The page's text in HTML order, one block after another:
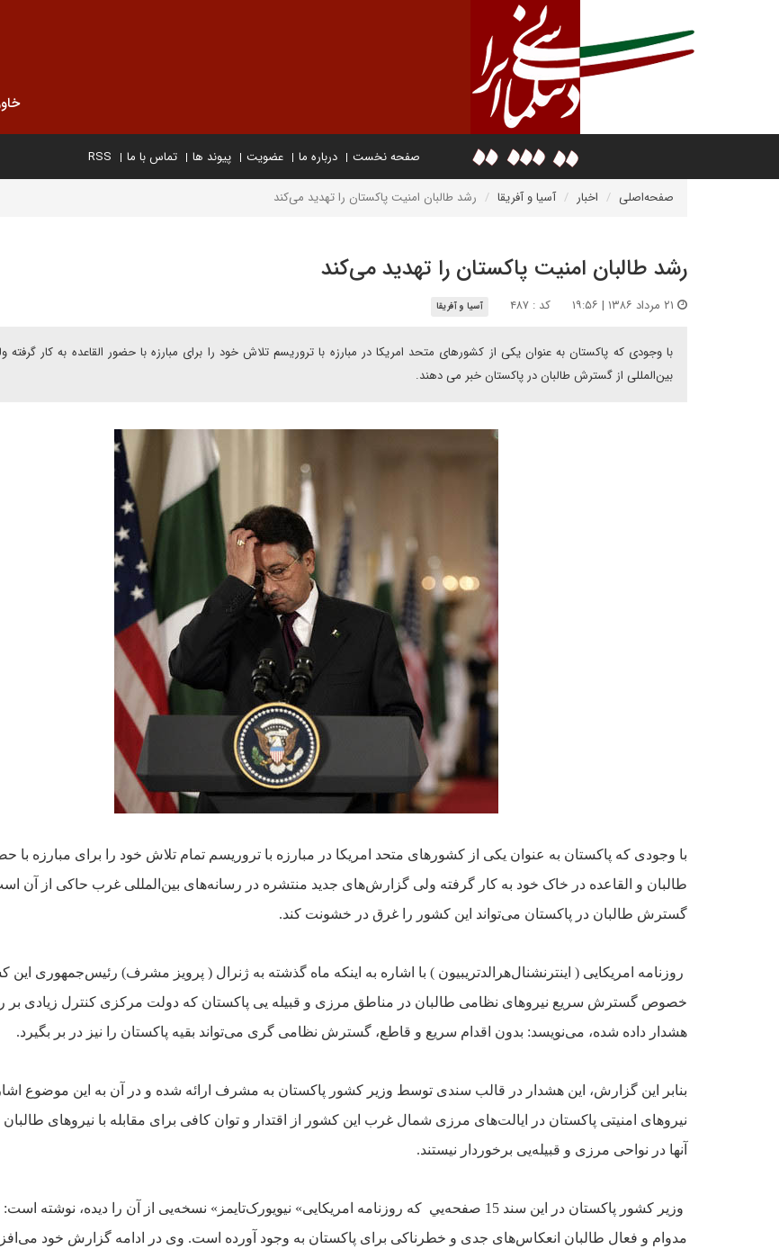
صفحه نخست درباره ما عضویت پیوند ها تماس با ما RSS
صفحه‌اصلی اخبار آسیا و آفریقا رشد طالبان امنيت پاکستان را تهديد مى‌کند
رشد طالبان امنيت پاکستان را تهديد مى‌کند
کد : ۴۸۷ آسیا و آفریقا
با وجودى که پاکستان به عنوان يکى از کشورهاى متحد امريکا در مبارزه با تروريسم تلاش خود را براى مبارزه با حضور القاعده به کار گرفته
بين‌المللى از گسترش طالبان در پاکستان خبر مى دهند.
با وجودى که پاکستان به عنوان يکى از کشورهاى متحد امريکا در مبارزه با تروريسم تمام تلاش خود را براى مبارزه با
طالبان و القاعده در خاک خود به کار گرفته ولى گزارش‌هاى جديد منتشره در رسانه‌هاى بين‌المللى غرب حاکى از آن
گسترش طالبان در پاکستان مى‌تواند اين کشور را غرق در خشونت کند.
روزنامه امريکايى ( اينترنشنال‌هرالد‌تريبيون ) با اشاره به اينکه ماه گذشته به ژنرال ( پرويز مشرف) رئيس‌جمهورى اين
خصوص گسترش سريع نيروهاى نظامى طالبان در مناطق مرزى و قبيله ‌يى پاکستان که دولت مرکزى کنترل زيادى بر
هشدار داده شده، مى‌نويسد: بدون اقدام سريع و قاطع، گسترش نظامى‌ گرى مى‌تواند بقيه پاکستان را نيز در بر بگيرد.
بنابر اين گزارش، اين هشدار در قالب سندى توسط وزير کشور پاکستان به مشرف ارائه شده و در آن به اين موضوع
نيروهاى امنيتى پاکستان در ايالت‌هاى مرزى شمال غرب اين کشور از اقتدار و توان کافى براى مقابله با نيروهاى
آنها در نواحى مرزى و قبيله‌يى برخوردار نيستند.
وزير کشور پاکستان در اين سند 15 صفحه‌يي که روزنامه امريکايى « نيويورک‌تايمز» نسخه‌يى از آن را ديده‌، نوشته
مدوام و فعال طالبان انعکاس‌هاى جدى و خطرناکى براى پاکستان به وجود آورده است. وى در ادامه گزارش خود